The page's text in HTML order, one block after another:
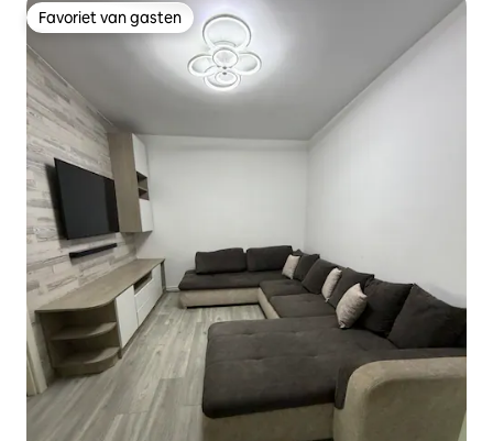
Favoriet van gasten
Favoriet van gasten